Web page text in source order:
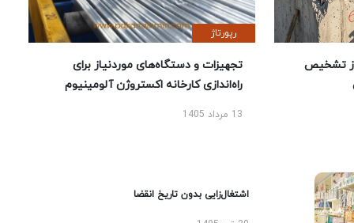
تشخیص
رپورتاژ
تجهیزات و دستگاه‌های موردنیاز برای
راه‌اندازی کارخانه اکستروژن آلومینیوم
13 مرداد 1405
اشتغال‌زایی بدون تاریخ انقضا